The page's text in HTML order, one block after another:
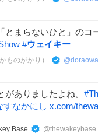
とまらないひと」のコ
#ウェイキー
ものがかり） @
がありましたよね。 #
すなかにし x.com/
Base @thewakeybase